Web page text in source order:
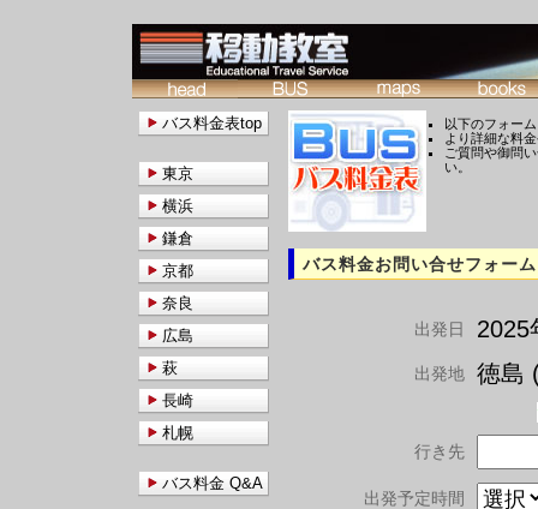
以下のフォー
より詳細な料
ご質問や御問
い。
バス料金お問い合せフォーム
出発日 2025
出発地 徳島
行き先
出発予定時間
バス料金表top
東京
横浜
鎌倉
京都
奈良
広島
萩
長崎
札幌
バス料金 Q&A